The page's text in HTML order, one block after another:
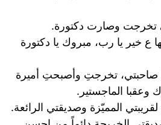
تخرجت وصارت دكتورة.
ع خير يا رب، مبروك يا دكتورة
صاحبتي، تخرجتِ وأصبحتِ أميرة
وعقبا الماجستير.
المميّزة وصديقتي الرائعة.